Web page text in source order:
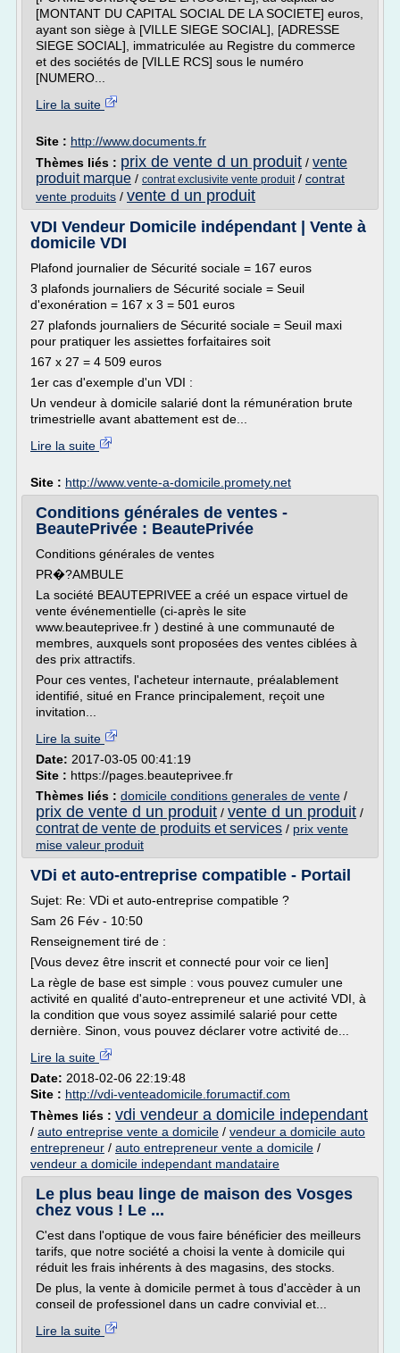
[MONTANT DU CAPITAL SOCIAL DE LA SOCIETE] euros,
ayant son siège à [VILLE SIEGE SOCIAL], [ADRESSE
SIEGE SOCIAL], immatriculée au Registre du commerce
et des sociétés de [VILLE RCS] sous le numéro
[NUMERO...
Lire la suite
Site : http://www.documents.fr
Thèmes liés : prix de vente d un produit / vente
produit marque / contrat exclusivite vente produit/ contrat
vente produits / vente d un produit
VDI Vendeur Domicile indépendant | Vente à
domicile VDI
Plafond journalier de Sécurité sociale = 167 euros
3 plafonds journaliers de Sécurité sociale = Seuil
d'exonération = 167 x 3 = 501 euros
27 plafonds journaliers de Sécurité sociale = Seuil maxi
pour pratiquer les assiettes forfaitaires soit
167 x 27 = 4 509 euros
1er cas d'exemple d'un VDI :
Un vendeur à domicile salarié dont la rémunération brute
trimestrielle avant abattement est de...
Lire la suite
Site : http://www.vente-a-domicile.promety.net
Conditions générales de ventes -
BeautePrivée : BeautePrivée
Conditions générales de ventes
PR�?AMBULE
La société BEAUTEPRIVEE a créé un espace virtuel de
vente événementielle (ci-après le site
www.beauteprivee.fr ) destiné à une communauté de
membres, auxquels sont proposées des ventes ciblées à
des prix attractifs.
Pour ces ventes, l'acheteur internaute, préalablement
identifié, situé en France principalement, reçoit une
invitation...
Lire la suite
Date: 2017-03-05 00:41:19
Site : https://pages.beauteprivee.fr
Thèmes liés : domicile conditions generales de vente /
prix de vente d un produit / vente d un produit /
contrat de vente de produits et services / prix vente
mise valeur produit
VDi et auto-entreprise compatible - Portail
Sujet: Re: VDi et auto-entreprise compatible ?
Sam 26 Fév - 10:50
Renseignement tiré de :
[Vous devez être inscrit et connecté pour voir ce lien]
La règle de base est simple : vous pouvez cumuler une
activité en qualité d'auto-entrepreneur et une activité VDI, à
la condition que vous soyez assimilé salarié pour cette
dernière. Sinon, vous pouvez déclarer votre activité de...
Lire la suite
Date: 2018-02-06 22:19:48
Site : http://vdi-venteadomicile.forumactif.com
Thèmes liés : vdi vendeur a domicile independant
/ auto entreprise vente a domicile / vendeur a domicile auto
entrepreneur / auto entrepreneur vente a domicile /
vendeur a domicile independant mandataire
Le plus beau linge de maison des Vosges
chez vous ! Le ...
C'est dans l'optique de vous faire bénéficier des meilleurs
tarifs, que notre société a choisi la vente à domicile qui
réduit les frais inhérents à des magasins, des stocks.
De plus, la vente à domicile permet à tous d'accèder à un
conseil de professionel dans un cadre convivial et...
Lire la suite